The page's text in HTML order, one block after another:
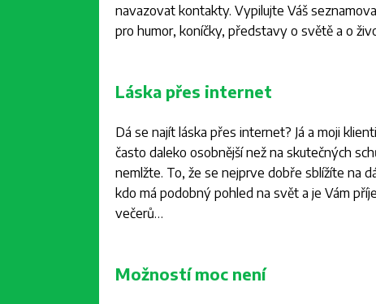
navazovat kontakty. Vypilujte Váš
pro humor, koníčky, představy o světě a o
Láska přes internet
Dá se najít láska přes internet? Já a moji
často daleko osobnější než na skutečných
nemlžte. To, že se nejprve dobře sblížíte na
kdo má podobný pohled na svět a je Vám
večerů…
Možností moc není